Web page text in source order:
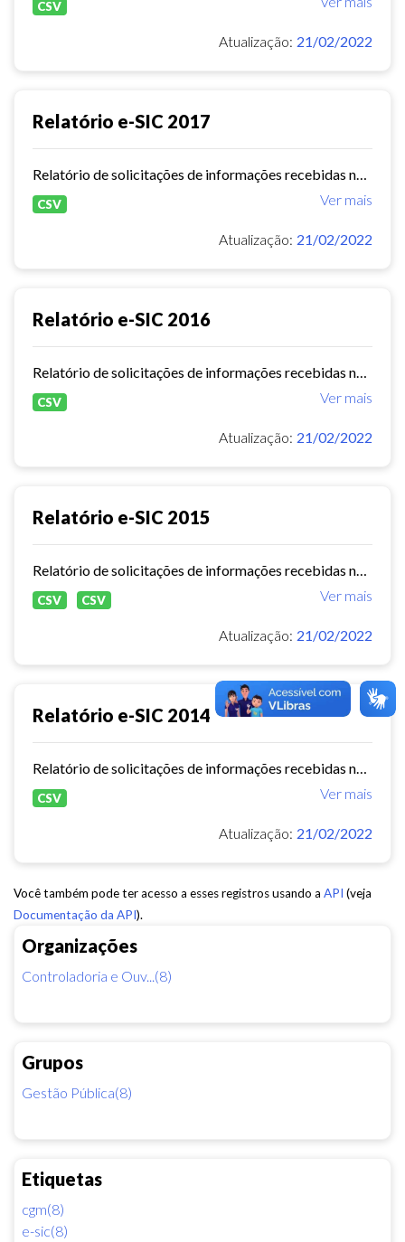
Organizações
Controladoria e Ouv...(8)
Grupos
Gestão Pública(8)
Etiquetas
cgm(8)
e-sic(8)
CSV
Atualização: 21/02/2022
Relatório e-SIC 2017
Ver mais
CSV
Atualização: 21/02/2022
Relatório e-SIC 2016
Ver mais
CSV
Atualização: 21/02/2022
Relatório e-SIC 2015
Ver mais
CSV CSV
Atualização: 21/02/2022
Relatório e-SIC 2014
Ver mais
CSV
Atualização: 21/02/2022
Você também pode ter acesso a esses registros usando a API (veja
Documentação da API).